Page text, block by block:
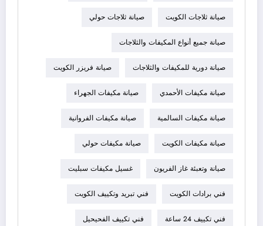
صيانة ثلاجات الكويت صيانة ثلاجات حولي
صيانة جميع أنواع المكيفات والثلاجات
صيانة دورية للمكيفات والثلاجات صيانة فريزر الكويت
صيانة مكيفات الأحمدي صيانة مكيفات الجهراء
صيانة مكيفات السالمية صيانة مكيفات الفروانية
صيانة مكيفات الكويت صيانة مكيفات حولي
صيانة وتعبئة غاز الفريون غسيل مكيفات سبليت
فني برادات الكويت فني تبريد وتكييف الكويت
فني تكييف 24 ساعة فني تكييف الفحيحيل